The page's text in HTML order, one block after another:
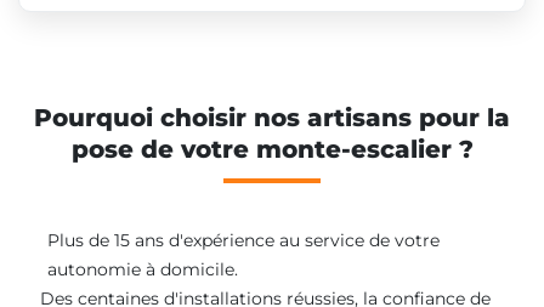
Pourquoi choisir nos artisans pour la
pose de votre monte-escalier ?
Plus de 15 ans d'expérience au service de votre
autonomie à domicile.
Des centaines d'installations réussies, la confiance de